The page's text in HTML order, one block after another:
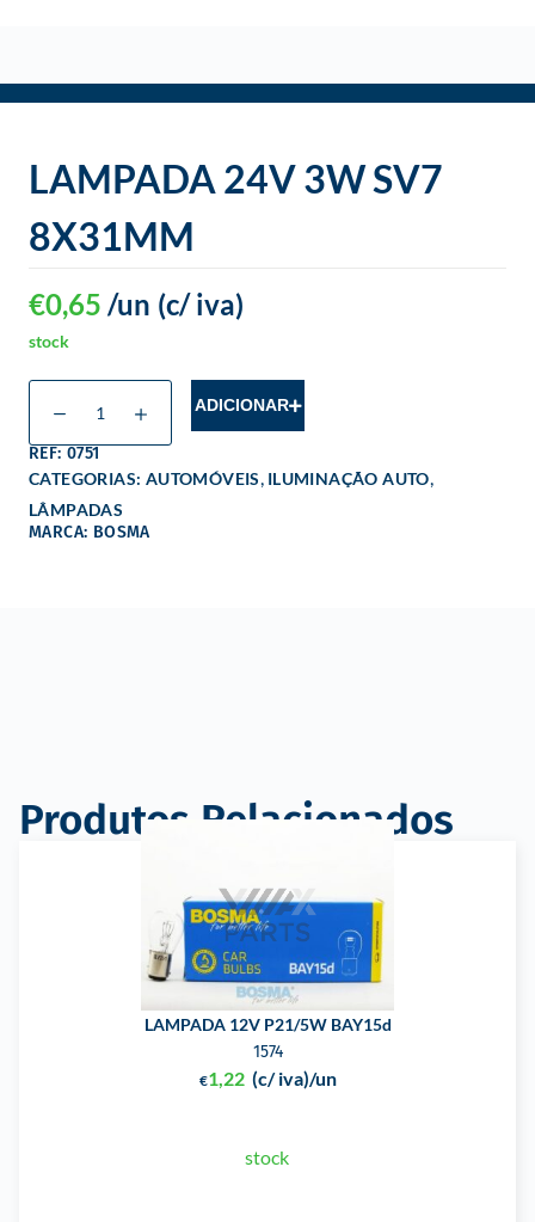
LAMPADA 24V 3W SV7
8X31MM
€0,65 (c/ iva)
/un
stock
ADICIONAR
REF: 0751
CATEGORIAS: AUTOMÓVEIS, ILUMINAÇÃO AUTO,
LÂMPADAS
MARCA: BOSMA
Produtos Relacionados
LAMPADA 12V P21/5W BAY15d
1574
€1,22 (c/ iva)/un
stock